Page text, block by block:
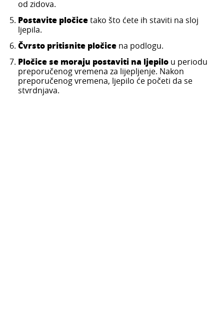
od zidova.
Postavite pločicetako što ćete ih staviti na sloj
ljepila.
Čvrsto pritisnite pločice na podlogu.
Pločice se moraju postaviti na ljepilo u periodu
preporučenog vremena za lijepljenje. Nakon
preporučenog vremena, ljepilo će početi da se
stvrdnjava.